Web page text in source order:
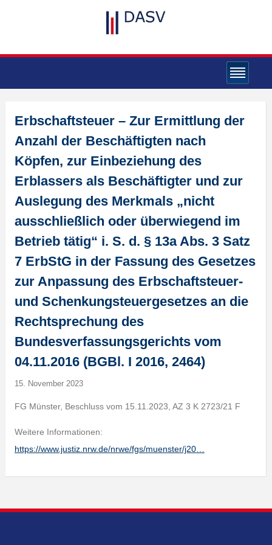
Erbschaftsteuer – Zur Ermittlung der
Anzahl der Beschäftigten nach
Köpfen, zur Einbeziehung des
Erblassers als Beschäftigter und zur
Auslegung des Merkmals „nicht
ausschließlich oder überwiegend im
Betrieb tätig“ i. S. d. § 13a Abs. 3 Satz
7 ErbStG in der Fassung des Gesetzes
zur Anpassung des Erbschaftsteuer-
und Schenkungsteuergesetzes an die
Rechtsprechung des
Bundesverfassungsgerichts vom
04.11.2016 (BGBl. I 2016, 2464)
15. November 2023
FG Münster, Beschluss vom 15.11.2023, AZ 3 K 2723/21 F
Weitere Informationen:
https://www.justiz.nrw.de/nrwe/fgs/muenster/j20…